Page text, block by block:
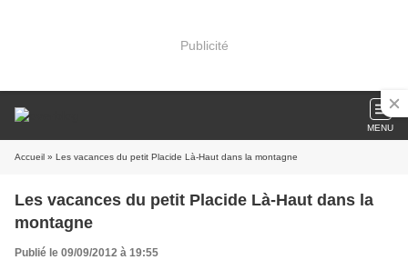
Publicité
MENU
Accueil » Les vacances du petit Placide Là-Haut dans la montagne
Les vacances du petit Placide Là-Haut dans la
montagne
Publié le 09/09/2012 à 19:55